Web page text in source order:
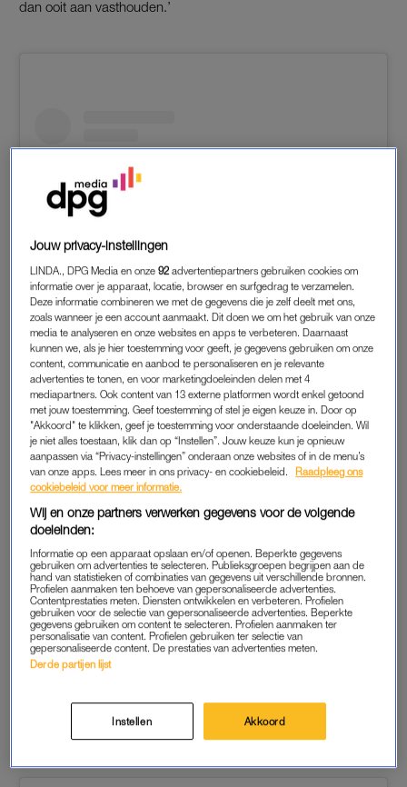
dan ooit aan vasthouden.’
Dit bericht op Instagram bekijken
HELEEN VAN ROYEN
Heleen geniet van het mooie weer in Portugal.
Jouw privacy-instellingen
LINDA., DPG Media en onze92 advertentiepartners gebruiken cookies om
informatie over je apparaat, locatie, browser en surfgedrag te verzamelen.
Deze informatie combineren we met de gegevens die je zelf deelt met ons,
zoals wanneer je een account aanmaakt. Dit doen we om het gebruik van onze
media te analyseren en onze websites en apps te verbeteren. Daarnaast
kunnen we, als je hier toestemming voor geeft, je gegevens gebruiken om onze
content, communicatie en aanbod te personaliseren en je relevante
advertenties te tonen, en voor marketingdoeleinden delen met 4
mediapartners. Ook content van 13 externe platformen wordt enkel getoond
met jouw toestemming. Geef toestemming of stel je eigen keuze in. Door op
"Akkoord" te klikken, geef je toestemming voor onderstaande doeleinden. Wil
je niet alles toestaan, klik dan op “Instellen”. Jouw keuze kun je opnieuw
aanpassen via “Privacy-instellingen” onderaan onze websites of in de menu’s
van onze apps. Lees meer in ons privacy- en cookiebeleid.
Raadpleeg ons
cookiebeleid voor meer informatie.
Wij en onze partners verwerken gegevens voor de volgende
doeleinden:
Informatie op een apparaat opslaan en/of openen. Beperkte gegevens
gebruiken om advertenties te selecteren. Publieksgroepen begrijpen aan de
hand van statistieken of combinaties van gegevens uit verschillende bronnen.
Profielen aanmaken ten behoeve van gepersonaliseerde advertenties.
Contentprestaties meten. Diensten ontwikkelen en verbeteren. Profielen
gebruiken voor de selectie van gepersonaliseerde advertenties. Beperkte
gegevens gebruiken om content te selecteren. Profielen aanmaken ter
personalisatie van content. Profielen gebruiken ter selectie van
gepersonaliseerde content. De prestaties van advertenties meten.
Derde partijen lijst
Instellen Akkoord